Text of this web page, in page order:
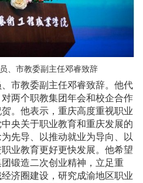
、市教委副主任邓睿致辞
市教委副主任邓睿致辞。他代
两个职教集团年会和校企合作
。他表示，重庆高度重视职业
央关于职业教育和重庆发展的
先导、以推动就业为导向、以
业教育更好更快发展。他希望
锻造二次创业精神，立足重
济圈建设，研究成渝地区职业